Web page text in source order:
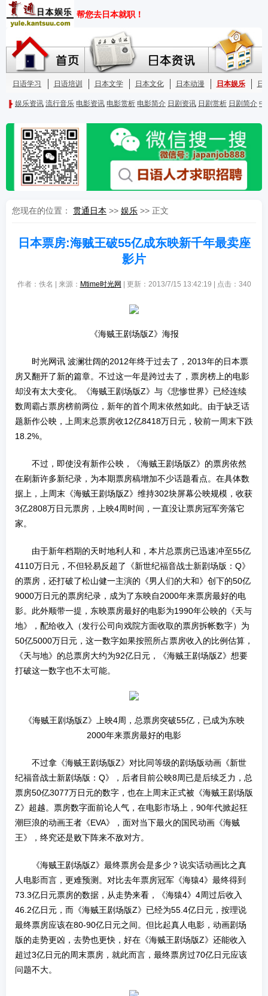
您现在的位置： 贯通日本 >> 娱乐 >> 正文
日本票房:海贼王破55亿成东映新千年最卖座
影片
作者：佚名 | 来源： Mtime时光网 | 更新：2013/7/15 13:42:19 | 点击： 340
《海贼王剧场版Z》海报
时光网讯 波澜壮阔的2012年终于过去了，2013年的日本票
房又翻开了新的篇章。不过这一年是跨过去了，票房榜上的电影
却没有太大变化。《海贼王剧场版Z》与《悲惨世界》已经连续
数周霸占票房榜前两位，新年的首个周末依然如此。由于缺乏话
题新作公映，上周末总票房收12亿8418万日元，较前一周末下跌
18.2%。
不过，即使没有新作公映，《海贼王剧场版Z》的票房依然
在刷新许多新纪录，为本期票房稿增加不少话题看点。在具体数
据上，上周末《海贼王剧场版Z》维持302块屏幕公映规模，收获
3亿2808万日元票房，上映4周时间，一直没让票房冠军旁落它
家。
由于新年档期的天时地利人和，本片总票房已迅速冲至55亿
4110万日元，不但轻易反超了《新世纪福音战士新剧场版：Q》
的票房，还打破了松山健一主演的《男人们的大和》创下的50亿
9000万日元的票房纪录，成为了东映自2000年来票房最好的电
影。此外顺带一提，东映票房最好的电影为1990年公映的《天与
地》，配给收入（发行公司向戏院方面收取的票房拆帐数字）为
50亿5000万日元，这一数字如果按照所占票房收入的比例估算，
《天与地》的总票房大约为92亿日元，《海贼王剧场版Z》想要
打破这一数字也不太可能。
《海贼王剧场版Z》上映4周，总票房突破55亿，已成为东映
2000年来票房最好的电影
不过拿《海贼王剧场版Z》对比同等级的剧场版动画《新世
纪福音战士新剧场版：Q》，后者目前公映8周已是后续乏力，总
票房50亿3077万日元的数字，也在上周末正式被《海贼王剧场版
Z》超越。票房数字面前论人气，在电影市场上，90年代掀起狂
潮巨浪的动画王者《EVA》，面对当下最火的国民动画《海贼
王》，终究还是败下阵来不敌对方。
《海贼王剧场版Z》最终票房会是多少？说实话动画比之真
人电影而言，更难预测。对比去年票房冠军《海猿4》最终得到
73.3亿日元票房的数据，从走势来看，《海猿4》4周过后收入
46.2亿日元，而《海贼王剧场版Z》已经为55.4亿日元，按理说
最终票房应该在80-90亿日元之间。但比起真人电影，动画剧场
版的走势更凶，去势也更快，好在《海贼王剧场版Z》还能收入
超过3亿日元的周末票房，就此而言，最终票房过70亿日元应该
问题不大。